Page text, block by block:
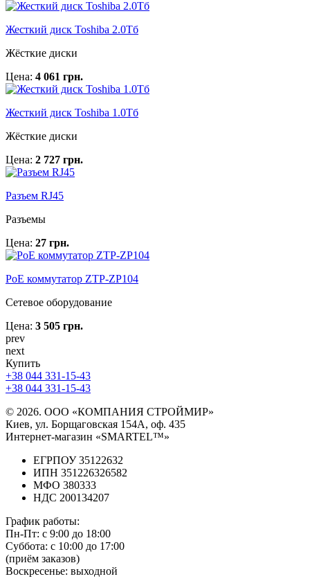
Жесткий диск Toshiba 2.0Тб
Жёсткие диски
Цена: 4 061 грн.
Жесткий диск Toshiba 1.0Тб
Жёсткие диски
Цена: 2 727 грн.
Разъем RJ45
Разъемы
Цена: 27 грн.
PoE коммутатор ZTP-ZP104
Сетевое оборудование
Цена: 3 505 грн.
prev
next
Купить
+38 044 331-15-43
+38 044 331-15-43
© 2026. ООО «КОМПАНИЯ СТРОЙМИР»
Киев, ул. Борщаговская 154А, оф. 435
Интернет-магазин «SMARTEL™»
ЕГРПОУ 35122632
ИПН 351226326582
МФО 380333
НДС 200134207
График работы:
Пн-Пт: с 9:00 до 18:00
Суббота: с 10:00 до 17:00
(приём заказов)
Воскресенье: выходной